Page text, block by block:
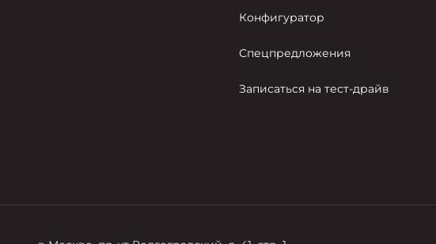
Конфигуратор
Спецпредложения
Записаться на тест-драйв